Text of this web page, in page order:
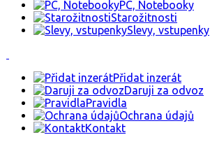
PC, Notebooky
Starožitnosti
Slevy, vstupenky
Přidat inzerát
Daruji za odvoz
Pravidla
Ochrana údajů
Kontakt